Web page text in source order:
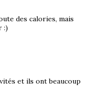
des calories, mais
:)
et ils ont beaucoup